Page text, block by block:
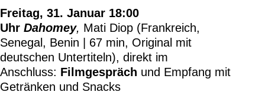
Freitag, 31. Januar 18:00
Uhr Dahomey, Mati Diop (Frankreich,
Senegal, Benin | 67 min, Original mit
deutschen Untertiteln), direkt im
Anschluss: Filmgespräch und Empfang mit
Getränken und Snacks